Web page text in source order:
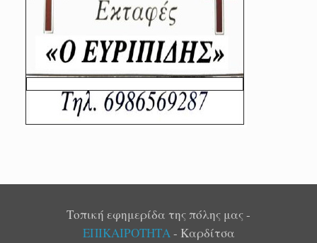
Τοπική εφημερίδα της πόλης μας -
ΕΠΙΚΑΙΡΟΤΗΤΑ- Καρδίτσα